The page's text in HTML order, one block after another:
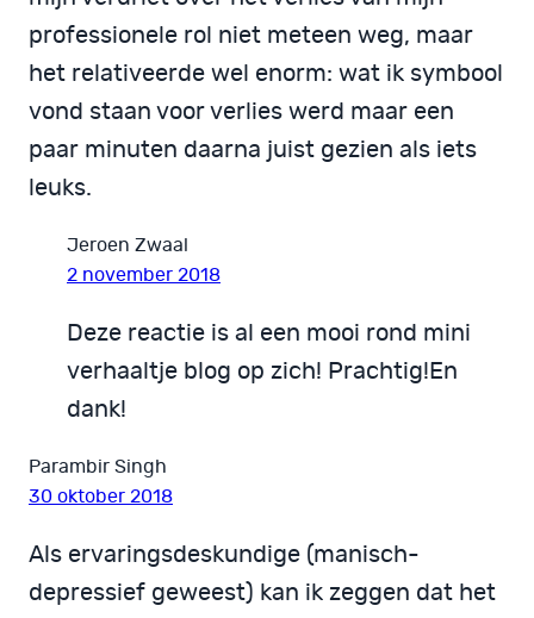
professionele rol niet meteen weg, maar
het relativeerde wel enorm: wat ik symbool
vond staan voor verlies werd maar een
paar minuten daarna juist gezien als iets
leuks.
Jeroen Zwaal
2 november 2018
Deze reactie is al een mooi rond mini
verhaaltje blog op zich! Prachtig!En
dank!
Parambir Singh
30 oktober 2018
Als ervaringsdeskundige (manisch-
depressief geweest) kan ik zeggen dat het